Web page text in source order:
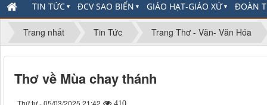
TIN TỨC ▼ ĐCV SAO BIỂN ▼ GIÁO HẠT-GIÁO XỨ▼ ĐOÀN
Trang nhất Tin Tức Trang Thơ - Văn- Văn Hóa
Thơ về Mùa chay thánh
410